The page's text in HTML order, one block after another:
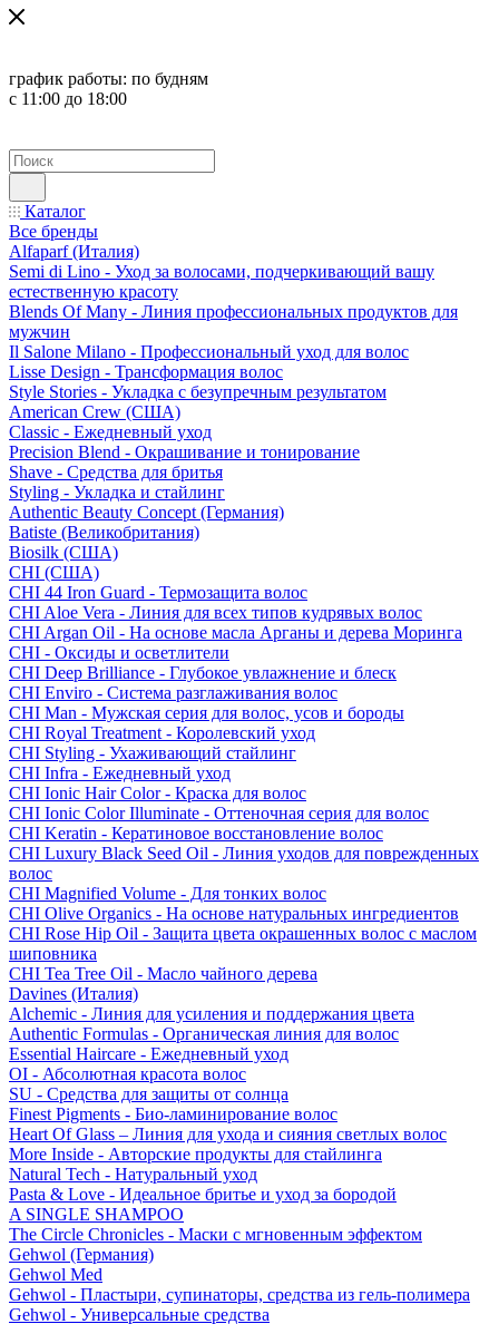
график работы: по будням
с 11:00 до 18:00
Каталог
Все бренды
Alfaparf (Италия)
Semi di Lino - Уход за волосами, подчеркивающий вашу
естественную красоту
Blends Of Many - Линия профессиональных продуктов для
мужчин
Il Salone Milano - Профессиональный уход для волос
Lisse Design - Трансформация волос
Style Stories - Укладка с безупречным результатом
American Crew (США)
Classic - Ежедневный уход
Precision Blend - Окрашивание и тонирование
Shave - Средства для бритья
Styling - Укладка и стайлинг
Authentic Beauty Concept (Германия)
Batiste (Великобритания)
Biosilk (США)
CHI (США)
CHI 44 Iron Guard - Термозащита волос
CHI Aloe Vera - Линия для всех типов кудрявых волос
CHI Argan Oil - На основе масла Арганы и дерева Моринга
CHI - Оксиды и осветлители
CHI Deep Brilliance - Глубокое увлажнение и блеск
CHI Enviro - Система разглаживания волос
CHI Man - Мужская серия для волос, усов и бороды
CHI Royal Treatment - Королевский уход
CHI Styling - Ухаживающий стайлинг
CHI Infra - Ежедневный уход
CHI Ionic Hair Color - Краска для волос
CHI Ionic Color Illuminate - Оттеночная серия для волос
CHI Keratin - Кератиновое восстановление волос
CHI Luxury Black Seed Oil - Линия уходов для поврежденных
волос
CHI Magnified Volume - Для тонких волос
CHI Olive Organics - На основе натуральных ингредиентов
CHI Rose Hip Oil - Защита цвета окрашенных волос с маслом
шиповника
CHI Tea Tree Oil - Масло чайного дерева
Davines (Италия)
Alchemic - Линия для усиления и поддержания цвета
Authentic Formulas - Органическая линия для волос
Essential Haircare - Eжедневный уход
OI - Абсолютная красота волос
SU - Средства для защиты от солнца
Finest Pigments - Био-ламинирование волос
Heart Of Glass – Линия для ухода и сияния светлых волос
More Inside - Авторские продукты для стайлинга
Natural Tech - Натуральный уход
Pasta & Love - Идеальное бритье и уход за бородой
A SINGLE SHAMPOO
The Circle Chronicles - Маски с мгновенным эффектом
Gehwol (Германия)
Gehwol Med
Gehwol - Пластыри, супинаторы, средства из гель-полимера
Gehwol - Универсальные средства